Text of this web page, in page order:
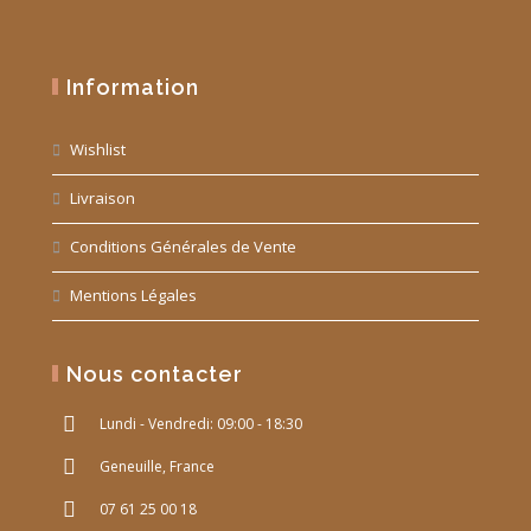
Information
Wishlist
Livraison
Conditions Générales de Vente
Mentions Légales
Nous contacter
Lundi - Vendredi: 09:00 - 18:30
Geneuille, France
07 61 25 00 18